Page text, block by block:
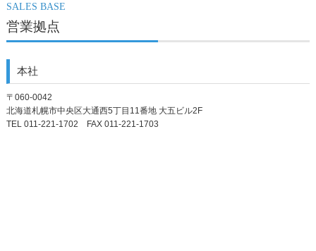
SALES BASE
営業拠点
本社
〒060-0042
北海道札幌市中央区大通西5丁目11番地 大五ビル2F
TEL 011-221-1702 FAX 011-221-1703